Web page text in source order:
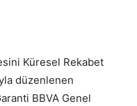
Küresel Rekabet
düzenlenen
BBVA Genel